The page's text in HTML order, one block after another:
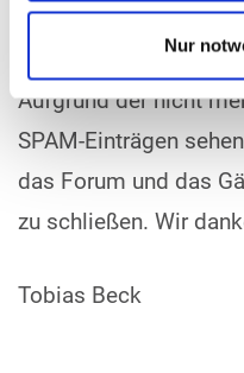
Nur
Aufgrund der nicht
SPAM-Einträgen
das Forum und das
zu schließen. Wir
Tobias Beck